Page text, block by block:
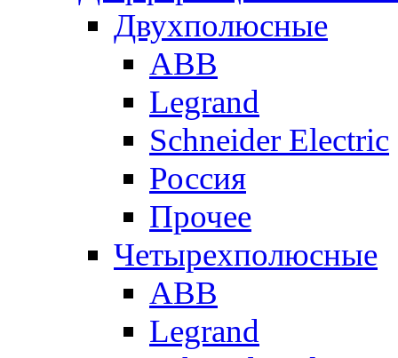
Двухполюсные
ABB
Legrand
Schneider Electric
Россия
Прочее
Четырехполюсные
ABB
Legrand